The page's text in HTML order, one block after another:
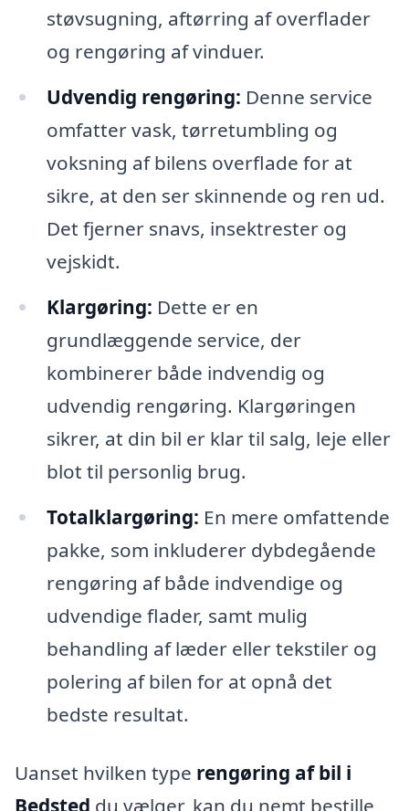
støvsugning, aftørring af overflader
og rengøring af vinduer.
Udvendig rengøring: Denne service
omfatter vask, tørretumbling og
voksning af bilens overflade for at
sikre, at den ser skinnende og ren ud.
Det fjerner snavs, insektrester og
vejskidt.
Klargøring: Dette er en
grundlæggende service, der
kombinerer både indvendig og
udvendig rengøring. Klargøringen
sikrer, at din bil er klar til salg, leje eller
blot til personlig brug.
Totalklargøring: En mere omfattende
pakke, som inkluderer dybdegående
rengøring af både indvendige og
udvendige flader, samt mulig
behandling af læder eller tekstiler og
polering af bilen for at opnå det
bedste resultat.
Uanset hvilken type rengøring af bil i
Bedsted du vælger, kan du nemt bestille